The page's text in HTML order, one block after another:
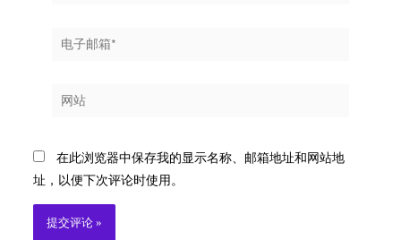
电
箱
网
在此浏览器中保存我的显示名称、邮箱地址和网站地
址，以便下次评论时使用。